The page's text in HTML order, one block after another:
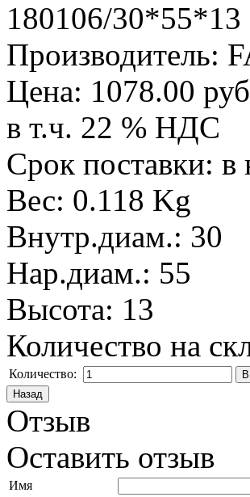
180106/30*55*13
Производитель:
Цена: 1078.00
в т.ч. 22 % НДС
Срок поставки: в
Вес: 0.118 Kg
Внутр.диам.: 30
Нар.диам.: 55
Высота: 13
Количество на
Количество:
Отзыв
Оставить отзыв
Имя